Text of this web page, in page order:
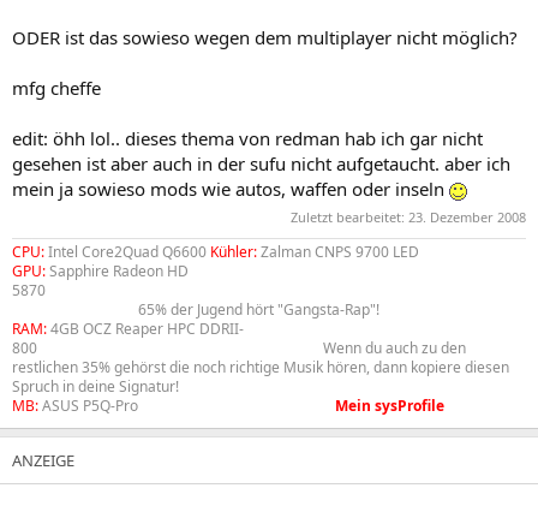
ODER ist das sowieso wegen dem multiplayer nicht möglich?
mfg cheffe
edit: öhh lol.. dieses thema von redman hab ich gar nicht
gesehen ist aber auch in der sufu nicht aufgetaucht. aber ich
mein ja sowieso mods wie autos, waffen oder inseln
Zuletzt bearbeitet: 23. Dezember 2008
CPU:Intel Core2Quad Q6600 Kühler:Zalman CNPS 9700 LED
GPU:Sapphire Radeon HD
5870
65% der Jugend hört "Gangsta-Rap"!
RAM:4GB OCZ Reaper HPC DDRII-
800
Wenn du auch zu den
restlichen 35% gehörst die noch richtige Musik hören, dann kopiere diesen
Spruch in deine Signatur!
MB:ASUS P5Q-Pro Mein sysProfile